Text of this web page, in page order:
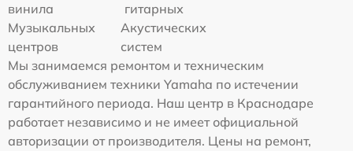
винила
гитарных
Музыкальных
центров
Акустических
систем
Мы занимаемся ремонтом и техническим
обслуживанием техники Yamaha по истечении
гарантийного периода. Наш центр в Краснодаре
работает независимо и не имеет официальной
авторизации от производителя. Цены на ремонт,